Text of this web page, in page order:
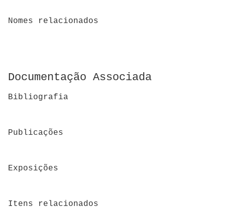
Nomes relacionados
Documentação Associada
Bibliografia
Publicações
Exposições
Itens relacionados